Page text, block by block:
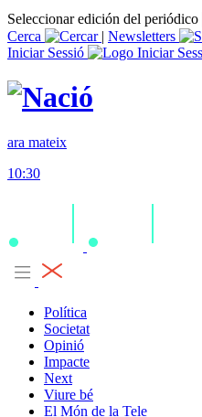
Seleccionar edición del periódico
Cerca
| Newsletters
Iniciar Sessió
ara mateix
10:30
Política
Societat
Opinió
Impacte
Next
Viure bé
El Món de la Tele